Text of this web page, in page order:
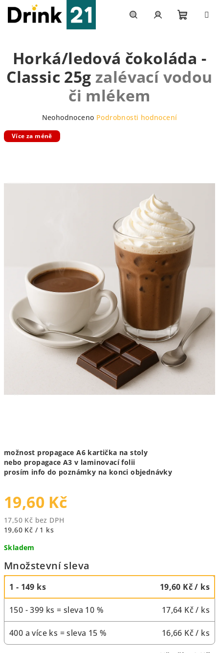
obsah
košík
možnost propagace A6 kartička na stoly
nebo propagace A3 v laminovací folii
prosím info do poznámky na konci objednávky
19,60 Kč
17,50 Kč bez DPH
Měrná
19,60 Kč / 1 ks
Skladem
Množstevní sleva
1 - 149 ks 19,60 Kč/ ks
150 - 399 ks = sleva 10 % 17,64 Kč/ ks
400 a více ks = sleva 15 % 16,66 Kč/ ks
Horká/ledová čokoláda -
Classic 25g zalévací vodou
či mlékem
Průměrné
produktu
hvězdiček.
Neohodnoceno Podrobnosti hodnocení
Více za méně